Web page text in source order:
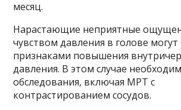
месяц.
Нарастающие неприятные
чувством давления в голове
признаками повышения
давления. В этом случае
обследования, включая МРТ с
контрастированием сосудов.